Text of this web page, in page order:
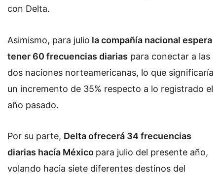
con Delta.
Asimismo, para julio la compañía nacional espera
tener 60 frecuencias diarias para conectar a las
dos naciones norteamericanas, lo que significaría
un incremento de 35% respecto a lo registrado el
año pasado.
Por su parte, Delta ofrecerá 34 frecuencias
diarias hacía México para julio del presente año,
volando hacia siete diferentes destinos del